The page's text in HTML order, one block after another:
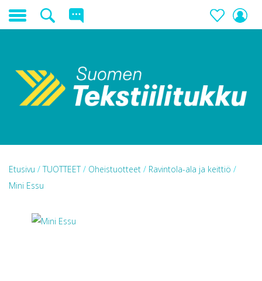
Etusivu /TUOTTEET/ Oheistuotteet / Ravintola-ala ja keittiö /
Mini Essu